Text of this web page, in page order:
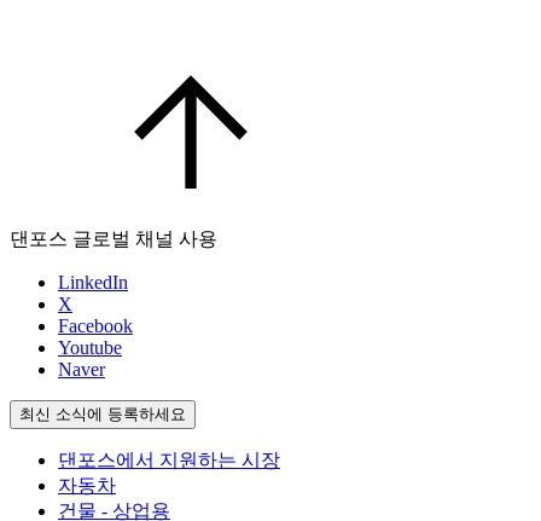
댄포스 글로벌 채널 사용
LinkedIn
X
Facebook
Youtube
Naver
최신 소식에 등록하세요
댄포스에서 지원하는 시장
자동차
건물 - 상업용